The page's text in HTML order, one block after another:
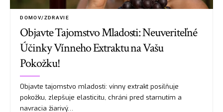
DOMOV/ZDRAVIE
Objavte Tajomstvo Mladosti: Neuveriteľné
Účinky Vínneho Extraktu na Vašu
Pokožku!
Objavte tajomstvo mladosti: vínny extrakt posilňuje
pokožku, zlepšuje elasticitu, chráni pred starnutím a
navracia žiarivý…